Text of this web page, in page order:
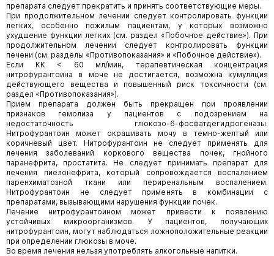
препарата следует прекратить и принять соответствующие меры.
При продолжительном лечении следует контролировать функции
легких, особенно пожилым пациентам, у которых возможно
ухудшение функции легких (см. раздел «Побочное действие»). При
продолжительном лечении следует контролировать функции
печени (см. разделы «Противопоказания» и «Побочное действие»).
Если КК < 60 мл/мин, терапевтическая концентрация
нитрофурантоина в моче не достигается, возможна кумуляция
действующего вещества и повышенный риск токсичности (см.
раздел «Противопоказания»).
Прием препарата должен быть прекращен при проявлении
признаков гемолиза у пациентов с подозрением на
недостаточность глюкозо-6-фосфатдегидрогеназы.
Нитрофурантоин может окрашивать мочу в темно-желтый или
коричневый цвет. Нитрофурантоин не следует применять для
лечения заболеваний коркового вещества почек, гнойного
паранефрита, простатита. Не следует принимать препарат для
лечения пиелонефрита, который сопровождается воспалением
паренхиматозной ткани или периренальным воспалением.
Нитрофурантоин не следует применять в комбинации с
препаратами, вызывающими нарушения функции почек.
Лечение нитрофурантоином может привести к появлению
устойчивых микроорганизмов. У пациентов, получающих
нитрофурантоин, могут наблюдаться ложноположительные реакции
при определении глюкозы в моче.
Во время лечения нельзя употреблять алкогольные напитки.